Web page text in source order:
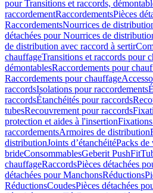
pour Transitions et raccords,
raccordementRaccordementsPièces
RaccordementsNourrices de
détachées pour Nourrices de
de distribution avec raccord à sertir
chauffageTransitions et raccords pour
démontablesRaccordements pour
Raccordements pour chauffage
raccordsIsolations pour raccordements
raccordsÉtanchéités pour raccords
tubesRecouvrement pour raccords
protection et aides à l'insertion
raccordementsArmoires de distribution
distributionJoints d’étanchéitéPacks de
brideConsommablesGeberit PushFit
chauffageRaccordsPièces détachées
détachées pour ManchonsRéductions
RéductionsCoudesPièces détachées